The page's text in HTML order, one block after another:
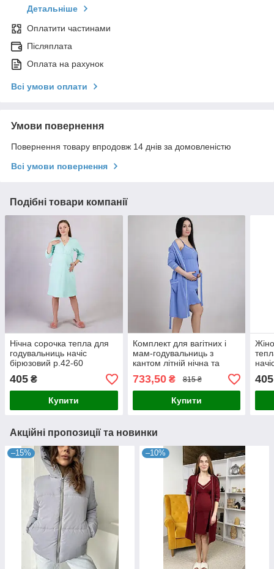
Детальніше
Оплатити частинами
Післяплата
Оплата на рахунок
Всі умови оплати
Умови повернення
Повернення товару впродовж 14 днів за домовленістю
Всі умови повернення
Подібні товари компанії
Нічна сорочка тепла для
годувальниць начіс
бірюзовий р.42-60
405 ₴
Купити
Комплект для вагітних і
мам-годувальниць з
кантом літній нічна та
р.44-60
733,50₴ 815 ₴
Купити
405
Акційні пропозиції та новинки
–15% –10%